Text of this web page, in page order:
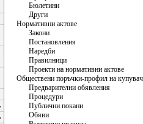
Бюлетини
Други
Нормативни актове
Закони
Постановления
Наредби
Правилници
Проекти на нормативни актове
Обществени поръчки-профил на
Предварителни обявления
Процедури
Публични покани
Обяви